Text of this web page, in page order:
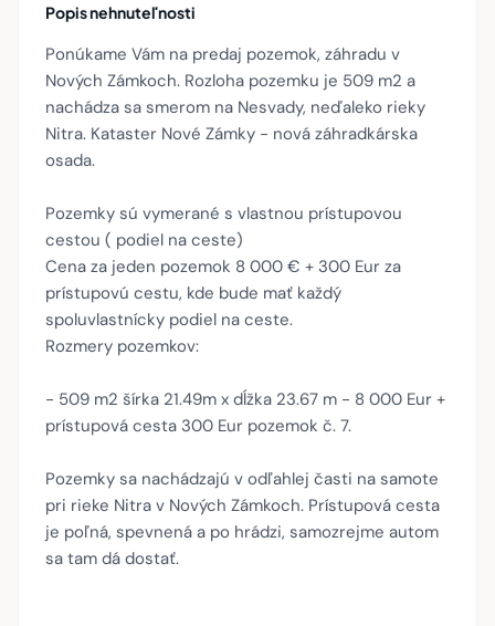
Popis nehnuteľnosti
Ponúkame Vám na predaj pozemok, záhradu v
Nových Zámkoch. Rozloha pozemku je 509 m2 a
nachádza sa smerom na Nesvady, neďaleko rieky
Nitra. Kataster Nové Zámky - nová záhradkárska
osada.
Pozemky sú vymerané s vlastnou prístupovou
cestou ( podiel na ceste)
Cena za jeden pozemok 8 000 € + 300 Eur za
prístupovú cestu, kde bude mať každý
spoluvlastnícky podiel na ceste.
Rozmery pozemkov:
- 509 m2 šírka 21.49m x dĺžka 23.67 m - 8 000 Eur +
prístupová cesta 300 Eur pozemok č. 7.
Pozemky sa nachádzajú v odľahlej časti na samote
pri rieke Nitra v Nových Zámkoch. Prístupová cesta
je poľná, spevnená a po hrádzi, samozrejme autom
sa tam dá dostať.